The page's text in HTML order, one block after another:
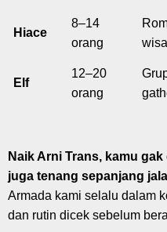
Hiace
8–14
orang
Elf
12–20
orang
Naik Arni Trans, kamu
juga tenang sepanjang
Armada kami selalu dalam
dan rutin dicek sebelum